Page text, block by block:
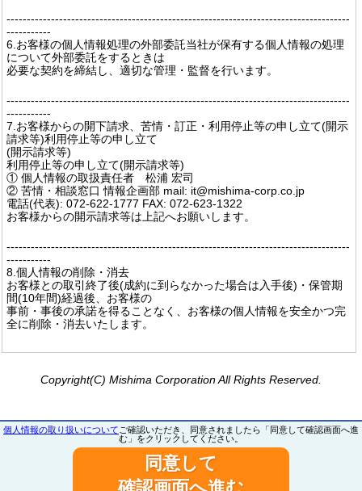
-------------------------------------------------------------------------------------
-----------
6.お客様の個人情報処理の外部委託当社が保有する個人情報の処理
について外部委託をするときは
必要な契約を締結し、適切な管理・監督を行います。
-------------------------------------------------------------------------------------
-----------
7.お客様からの開下請求、苦情・訂正・利用停止等の申し立て(開示
請求等)利用停止等の申し立て
(開示請求等)
利用停止等の申し立て(開示請求等)
① 個人情報の取扱責任者 松浦 宏司
② 苦情・相談窓口 情報企画部 mail: it@mishima-corp.co.jp
電話(代表): 072-622-1777 FAX: 072-623-1322
お客様からの開示請求等は上記へお願いします。
-------------------------------------------------------------------------------------
-----------
8.個人情報の削除・消去
お客様との取引終了後(成約に到らなかった場合は入手後)・保管期
間(10年間)経過後、お客様の
事前・事後の承諾を得ることなく、お客様の個人情報を安全かつ完
全に削除・消去いたします。
Copyright(C) Mishima Corporation All Rights Reserved.
個人情報の取り扱いについて ご確認いただき、同意されましたら「同意して確認画面へ進
む」をクリックしてください。
同意して
確認画面へ進む